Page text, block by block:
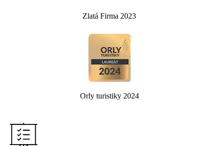
Zlatá Firma 2023
Orly turistiky 2024